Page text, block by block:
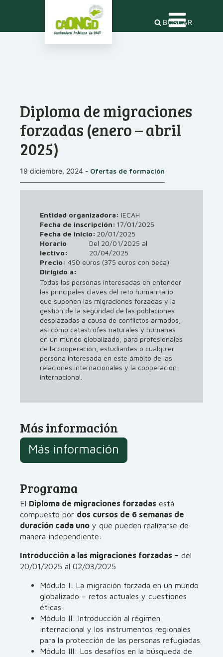
BUSCAR
Diploma de migraciones
forzadas (enero – abril
2025)
19 diciembre, 2024 - Ofertas de formación
Entidad organizadora: IECAH
Fecha de inscripción: 17/01/2025
Fecha de inicio: 20/01/2025
Horario
lectivo:
Del 20/01/2025 al
20/04/2025
Precio: 450 euros (375 euros con beca)
Dirigido a:
Todas las personas interesadas en entender
las principales claves del reto humanitario
que suponen las migraciones forzadas y la
gestión de la seguridad de las poblaciones
desplazadas a causa de conflictos armados,
así como catástrofes naturales y humanas
en un mundo globalizado; para profesionales
de la cooperación, estudiantes o cualquier
persona interesada en este ámbito de las
relaciones internacionales y la cooperación
internacional.
Más información
Más información
Programa
El Diploma de migraciones forzadas está
compuesto por dos cursos de 6 semanas de
duración cada uno y que pueden realizarse de
manera independiente:
Introducción a las migraciones forzadas – del
20/01/2025 al 02/03/2025
Módulo I: La migración forzada en un mundo
globalizado – retos actuales y cuestiones
éticas.
Módulo II: Introducción al régimen
internacional y los instrumentos regionales
para la protección de las personas refugiadas.
Módulo III: Los desafíos en la búsqueda de